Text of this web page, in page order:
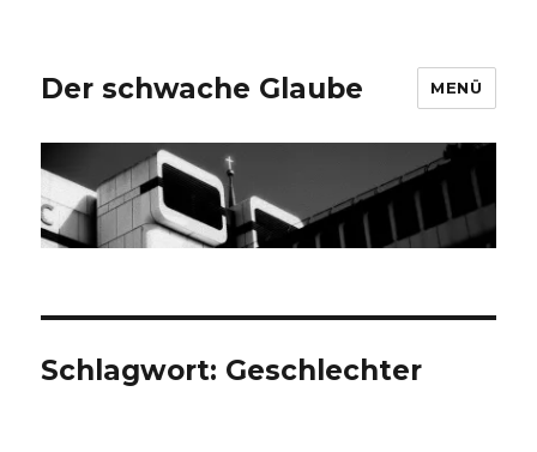
Der schwache Glaube MENÜ
Schlagwort: Geschlechter